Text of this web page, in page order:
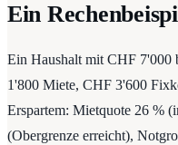
Ein
Ein Haushalt mit CHF 7'000
1'800 Miete, CHF 3'600
Erspartem: Mietquote 26 %
(Obergrenze erreicht),